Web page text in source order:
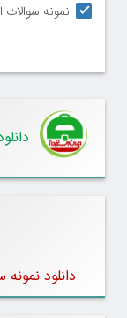
نمونه
دانلود